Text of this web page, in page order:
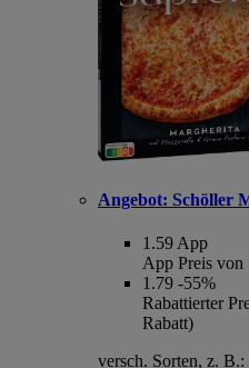
Angebot: Schöller
1.59 App
App Preis von
1.79 -55%
Rabattierter
Rabatt)
versch. Sorten, z.